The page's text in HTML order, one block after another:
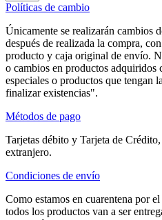
Políticas de cambio
Únicamente se realizarán cambios
después de realizada la compra,
producto y caja original de envío.
o cambios en productos adquiridos
especiales o productos que tengan
finalizar existencias".
Métodos de pago
Tarjetas débito y Tarjeta de
extranjero.
Condiciones de envío
Como estamos en cuarentena por
todos los productos van a ser